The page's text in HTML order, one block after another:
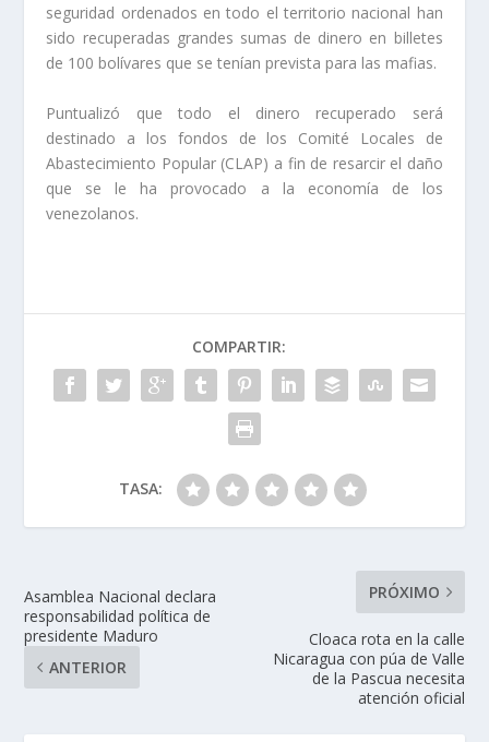
seguridad ordenados en todo el territorio nacional han
sido recuperadas grandes sumas de dinero en billetes
de 100 bolívares que se tenían prevista para las mafias.
Puntualizó que todo el dinero recuperado será
destinado a los fondos de los Comité Locales de
Abastecimiento Popular (CLAP) a fin de resarcir el daño
que se le ha provocado a la economía de los
venezolanos.
COMPARTIR:
TASA:
Asamblea Nacional declara
responsabilidad política de
presidente Maduro
ANTERIOR
PRÓXIMO
Cloaca rota en la calle
Nicaragua con púa de Valle
de la Pascua necesita
atención oficial